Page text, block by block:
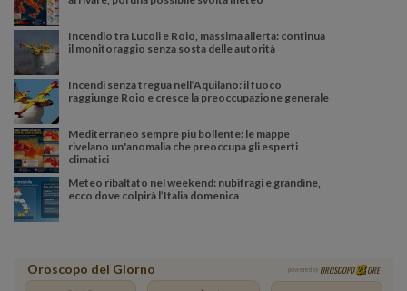
Incendio tra Lucoli e Roio, massima allerta: continua
il monitoraggio senza sosta delle autorità
Incendi senza tregua nell’Aquilano: il fuoco
raggiunge Roio e cresce la preoccupazione generale
Mediterraneo sempre più bollente: le mappe
rivelano un'anomalia che preoccupa gli esperti
climatici
Meteo ribaltato nel weekend: nubifragi e grandine,
ecco dove colpirà l’Italia domenica
Oroscopo del Giorno powered by OROSCOPO ORE